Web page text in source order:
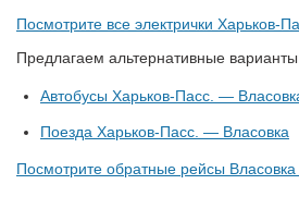
Посмотрите все электрички Харьков-
Предлагаем альтернативные
Автобусы Харьков-Пасс. —
Поезда Харьков-Пасс. — Власовка
Посмотрите обратные рейсы